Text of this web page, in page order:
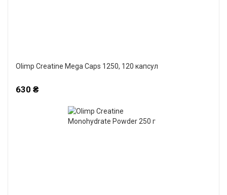
Olimp Creatine Mega Caps 1250, 120 капсул
630 ₴